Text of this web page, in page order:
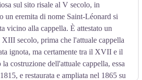
Prince d'Orange e rimase in loro
decennale (1634-1644) condotta
cercare di riconquistare la contea di
del castello e da allora ha intrapreso
sul sito risale al V secolo, in
un eremita di nome Saint-Léonard si
vicino alla cappella. È attestato un
XIII secolo, prima che l'attuale cappella
ignota, ma certamente tra il XVII e il
costruzione dell'attuale cappella, essa
e restaurata e ampliata nel 1865 su